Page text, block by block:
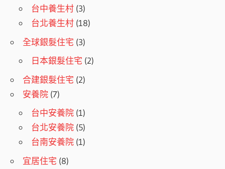
台中養生村 (3)
台北養生村 (18)
全球銀髮住宅 (3)
日本銀髮住宅 (2)
合建銀髮住宅 (2)
安養院 (7)
台中安養院 (1)
台北安養院 (5)
台南安養院 (1)
宜居住宅 (8)